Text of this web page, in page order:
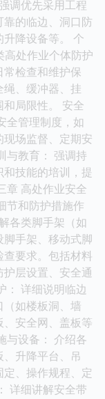
调优先采用工程
的临边、洞口防
降设备等。 个
高处作业个体防护
检查和维护保
、缓冲器、挂
局限性。 安全
全管理制度，如
场监督、定期安
与教育： 强调持
技能的培训，提
章 高处作业安全
节和防护措施作
各类脚手架（如
手架、移动式脚
要求。包括材料
层设置、安全通
： 详细说明临边
（如楼板洞、墙
安全网、盖板等
与设备： 介绍各
升降平台、吊
、操作规程、定
详细讲解安全带